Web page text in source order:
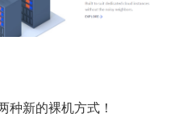
种新的裸机方式！